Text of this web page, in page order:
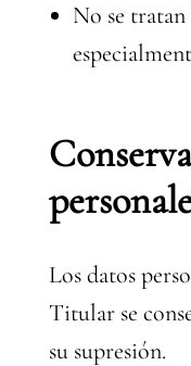
No se tratan
Los datos
Titular se
su supresión.